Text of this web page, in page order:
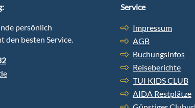
persönlich
den besten Service.
Service
Impressum
AGB
Buchungsinfos
Reiseberichte
TUI KIDS CLUB
AIDA Restplätze